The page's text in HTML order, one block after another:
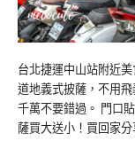
台北捷運中山站附近
道地義式披薩，不用
千萬不要錯過。 門口
薩買大送小！買回家